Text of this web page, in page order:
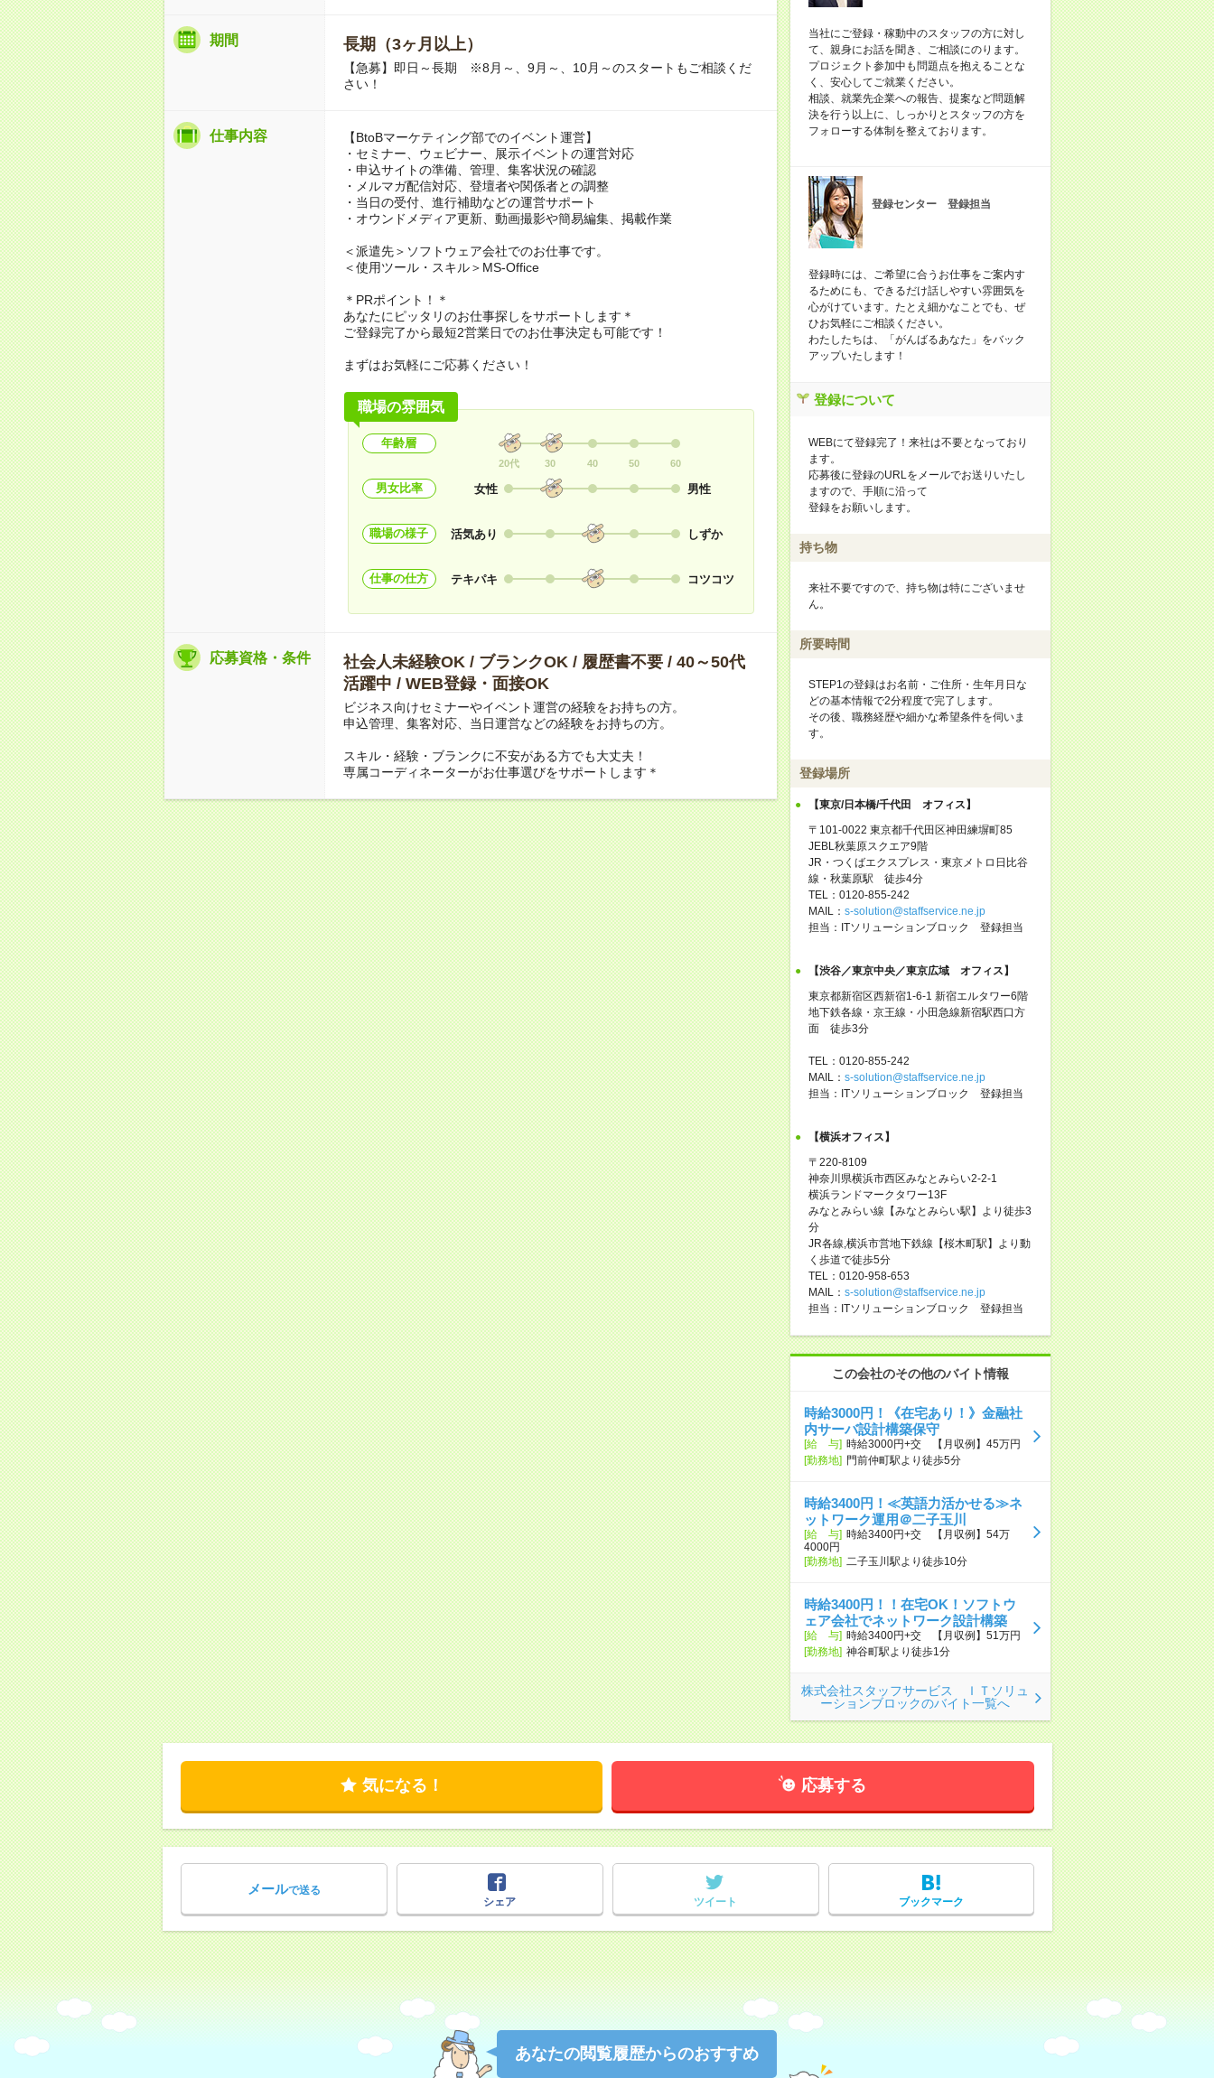
期間 長期（3ヶ月以上）
【急募】即日～長期 ※8月～、9月～、10月～のスタートもご相談くだ
さい！
仕事内容
【BtoBマーケティング部でのイベント運営】
・セミナー、ウェビナー、展示イベントの運営対応
・申込サイトの準備、管理、集客状況の確認
・メルマガ配信対応、登壇者や関係者との調整
・当日の受付、進行補助などの運営サポート
・オウンドメディア更新、動画撮影や簡易編集、掲載作業
＜派遣先＞ソフトウェア会社でのお仕事です。
＜使用ツール・スキル＞MS-Office
＊PRポイント！＊
あなたにピッタリのお仕事探しをサポートします＊
ご登録完了から最短2営業日でのお仕事決定も可能です！
まずはお気軽にご応募ください！
職場の雰囲気
年齢層
20代 30 40 50 60
男女比率 女性 男性
職場の様子 活気あり しずか
仕事の仕方 テキパキ コツコツ
応募資格・条件
社会人未経験OK / ブランクOK / 履歴書不要 / 40～50代
活躍中 / WEB登録・面接OK
ビジネス向けセミナーやイベント運営の経験をお持ちの方。
申込管理、集客対応、当日運営などの経験をお持ちの方。
スキル・経験・ブランクに不安がある方でも大丈夫！
専属コーディネーターがお仕事選びをサポートします＊
当社にご登録・稼動中のスタッフの方に対し
て、親身にお話を聞き、ご相談にのります。
プロジェクト参加中も問題点を抱えることな
く、安心してご就業ください。
相談、就業先企業への報告、提案など問題解
決を行う以上に、しっかりとスタッフの方を
フォローする体制を整えております。
登録センター 登録担当
登録時には、ご希望に合うお仕事をご案内す
るためにも、できるだけ話しやすい雰囲気を
心がけています。たとえ細かなことでも、ぜ
ひお気軽にご相談ください。
わたしたちは、「がんばるあなた」をバック
アップいたします！
登録について
WEBにて登録完了！来社は不要となっており
ます。
応募後に登録のURLをメールでお送りいたし
ますので、手順に沿って
登録をお願いします。
持ち物
来社不要ですので、持ち物は特にございませ
ん。
所要時間
STEP1の登録はお名前・ご住所・生年月日な
どの基本情報で2分程度で完了します。
その後、職務経歴や細かな希望条件を伺いま
す。
登録場所
【東京/日本橋/千代田 オフィス】
〒101-0022 東京都千代田区神田練塀町85
JEBL秋葉原スクエア9階
JR・つくばエクスプレス・東京メトロ日比谷
線・秋葉原駅 徒歩4分
TEL：0120-855-242
MAIL： s-solution@staffservice.ne.jp
担当：ITソリューションブロック 登録担当
【渋谷／東京中央／東京広域 オフィス】
東京都新宿区西新宿1-6-1 新宿エルタワー6階
地下鉄各線・京王線・小田急線新宿駅西口方
面 徒歩3分
TEL：0120-855-242
MAIL： s-solution@staffservice.ne.jp
担当：ITソリューションブロック 登録担当
【横浜オフィス】
〒220-8109
神奈川県横浜市西区みなとみらい2-2-1
横浜ランドマークタワー13F
みなとみらい線【みなとみらい駅】より徒歩3
分
JR各線,横浜市営地下鉄線【桜木町駅】より動
く歩道で徒歩5分
TEL：0120-958-653
MAIL： s-solution@staffservice.ne.jp
担当：ITソリューションブロック 登録担当
この会社のその他のバイト情報
時給3000円！《在宅あり！》金融社
内サーバ設計構築保守
[給 与] 時給3000円+交 【月収例】45万円
[勤務地] 門前仲町駅より徒歩5分
時給3400円！≪英語力活かせる≫ネ
ットワーク運用＠二子玉川
[給 与] 時給3400円+交 【月収例】54万
4000円
[勤務地] 二子玉川駅より徒歩10分
時給3400円！！在宅OK！ソフトウ
ェア会社でネットワーク設計構築
[給 与] 時給3400円+交 【月収例】51万円
[勤務地] 神谷町駅より徒歩1分
株式会社スタッフサービス ＩＴソリュ
ーションブロックのバイト一覧へ
気になる！ 応募する
メールで送る
シェア
ツイート ブックマーク
あなたの閲覧履歴からのおすすめ